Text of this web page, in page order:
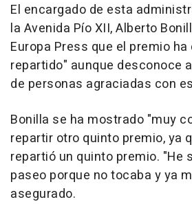
El encargado de esta
la Avenida Pío XII, Alberto
Europa Press que el premio
repartido" aunque desconoce
de personas agraciadas con
Bonilla se ha mostrado "muy
repartir otro quinto premio, ya
repartió un quinto premio. "He
paseo porque no tocaba y ya
asegurado.